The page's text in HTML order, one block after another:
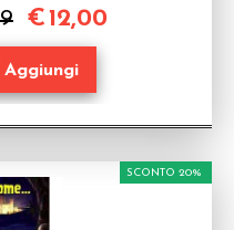
€12,00
SCONTO 20%